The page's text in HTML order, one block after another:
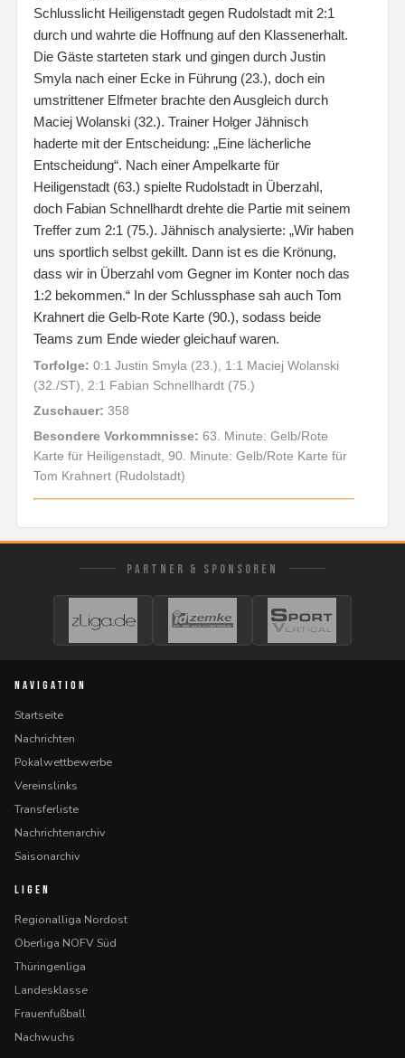
Schlusslicht Heiligenstadt gegen Rudolstadt mit 2:1
durch und wahrte die Hoffnung auf den Klassenerhalt.
Die Gäste starteten stark und gingen durch Justin
Smyla nach einer Ecke in Führung (23.), doch ein
umstrittener Elfmeter brachte den Ausgleich durch
Maciej Wolanski (32.). Trainer Holger Jähnisch
haderte mit der Entscheidung: „Eine lächerliche
Entscheidung“. Nach einer Ampelkarte für
Heiligenstadt (63.) spielte Rudolstadt in Überzahl,
doch Fabian Schnellhardt drehte die Partie mit seinem
Treffer zum 2:1 (75.). Jähnisch analysierte: „Wir haben
uns sportlich selbst gekillt. Dann ist es die Krönung,
dass wir in Überzahl vom Gegner im Konter noch das
1:2 bekommen.“ In der Schlussphase sah auch Tom
Krahnert die Gelb-Rote Karte (90.), sodass beide
Teams zum Ende wieder gleichauf waren.
Torfolge: 0:1 Justin Smyla (23.), 1:1 Maciej Wolanski
(32./ST), 2:1 Fabian Schnellhardt (75.)
Zuschauer: 358
Besondere Vorkommnisse: 63. Minute: Gelb/Rote
Karte für Heiligenstadt, 90. Minute: Gelb/Rote Karte für
Tom Krahnert (Rudolstadt)
PARTNER & SPONSOREN
NAVIGATION
Startseite
Nachrichten
Pokalwettbewerbe
Vereinslinks
Transferliste
Nachrichtenarchiv
Saisonarchiv
LIGEN
Regionalliga Nordost
Oberliga NOFV Süd
Thüringenliga
Landesklasse
Frauenfußball
Nachwuchs